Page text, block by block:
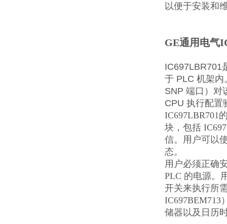
以便于安装和
GE通用电气
IC697LBR701
于 PLC 机架内
SNP 端口）对
CPU 执行配置
IC697LBR701
块，包括
信。用户可以
态。
用户必须正确
PLC 的电源。
开关来执行所
IC697BEM713
储器以及日历